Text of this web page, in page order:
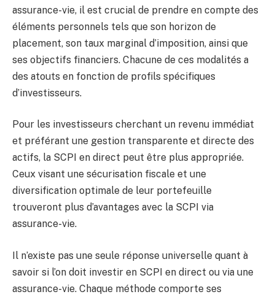
assurance-vie, il est crucial de prendre en compte des
éléments personnels tels que son horizon de
placement, son taux marginal d’imposition, ainsi que
ses objectifs financiers. Chacune de ces modalités a
des atouts en fonction de profils spécifiques
d’investisseurs.
Pour les investisseurs cherchant un revenu immédiat
et préférant une gestion transparente et directe des
actifs, la SCPI en direct peut être plus appropriée.
Ceux visant une sécurisation fiscale et une
diversification optimale de leur portefeuille
trouveront plus d’avantages avec la SCPI via
assurance-vie.
Il n’existe pas une seule réponse universelle quant à
savoir si l’on doit investir en SCPI en direct ou via une
assurance-vie. Chaque méthode comporte ses